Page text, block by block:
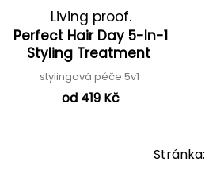
Living proof.
Perfect Hair Day 5-In-1
Styling Treatment
stylingová péče 5v1
od 419 Kč
Stránka: